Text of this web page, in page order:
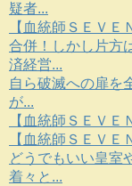
疑者...
【血統師ＳＥＶＥ
合併！しかし片方
済経営...
自ら破滅への扉を
が...
【血統師ＳＥＶＥ
【血統師ＳＥＶＥ
どうでもいい皇室
着々と...